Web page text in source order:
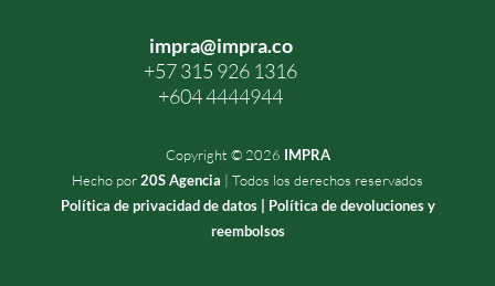
impra@impra.co
+57 315 926 1316
+604 4444944
Copyright © 2026 IMPRA
Hecho por20S Agencia | Todos los derechos reservados
Política de privacidad de datos | Política de devoluciones y
reembolsos